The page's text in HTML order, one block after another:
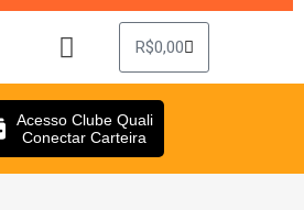
R$0,00
Acesso Clube Quali
Conectar Carteira